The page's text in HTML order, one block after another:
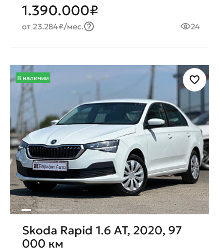
1.390.000₽
от 23.284₽/мес. 24
В наличии
Skoda Rapid 1.6 AT, 2020, 97
000 км